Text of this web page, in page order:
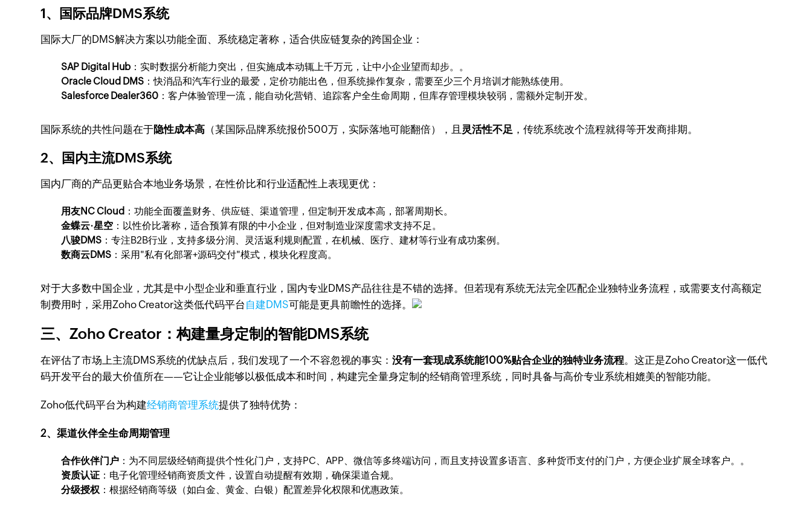
1、国际品牌DMS系统
国际大厂的DMS解决方案以功能全面、系统稳定著称，适合供应链复杂的跨国企业：
SAP Digital Hub ：实时数据分析能力突出，但实施成本动辄上千万元，让中小企业望而却步。。
Oracle Cloud DMS ：快消品和汽车行业的最爱，定价功能出色，但系统操作复杂，需要至少三个月培训才能熟练使用。
Salesforce Dealer360 ：客户体验管理一流，能自动化营销、追踪客户全生命周期，但库存管理模块较弱，需额外定制开发。
国际系统的共性问题在于隐性成本高 （某国际品牌系统报价500万，实际落地可能翻倍），且 灵活性不足 ，传统系统改个流程就得等开发商排期。
2、国内主流DMS系统
国内厂商的产品更贴合本地业务场景，在性价比和行业适配性上表现更优：
用友NC Cloud ：功能全面覆盖财务、供应链、渠道管理，但定制开发成本高，部署周期长。
金蝶云·星空 ：以性价比著称，适合预算有限的中小企业，但对制造业深度需求支持不足。
八骏DMS ：专注B2B行业，支持多级分润、灵活返利规则配置，在机械、医疗、建材等行业有成功案例。
数商云DMS ：采用"私有化部署+源码交付"模式，模块化程度高。
对于大多数中国企业，尤其是中小型企业和垂直行业，国内专业DMS产品往往是不错的选择。但若现有系统无法完全匹配企业独特业务流程，或需要支付高额定
制费用时，采用Zoho Creator这类低代码平台 自建DMS可能是更具前瞻性的选择。
三、Zoho Creator：构建量身定制的智能DMS系统
在评估了市场上主流DMS系统的优缺点后，我们发现了一个不容忽视的事实：没有一套现成系统能100%贴合企业的独特业务流程。这正是Zoho Creator这一低代
码开发平台的最大价值所在——它让企业能够以极低成本和时间，构建完全量身定制的经销商管理系统，同时具备与高价专业系统相媲美的智能功能。
Zoho低代码平台为构建经销商管理系统提供了独特优势：
2、渠道伙伴全生命周期管理
合作伙伴门户 ：为不同层级经销商提供个性化门户，支持PC、APP、微信等多终端访问，而且支持设置多语言、多种货币支付的门户，方便企业扩展全球客户。。
资质认证 ：电子化管理经销商资质文件，设置自动提醒有效期，确保渠道合规。
分级授权 ：根据经销商等级（如白金、黄金、白银）配置差异化权限和优惠政策。